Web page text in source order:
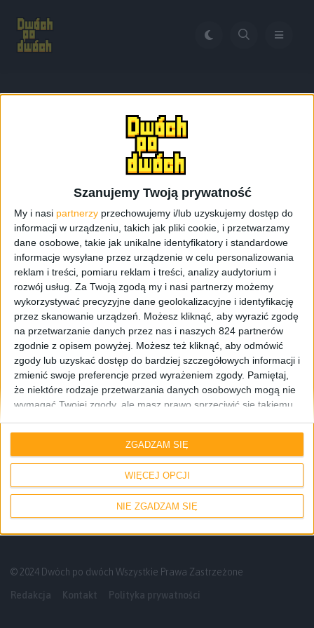
Szanujemy Twoją prywatność
My i nasi partnerzy przechowujemy i/lub uzyskujemy dostęp do
informacji w urządzeniu, takich jak pliki cookie, i przetwarzamy
dane osobowe, takie jak unikalne identyfikatory i standardowe
informacje wysyłane przez urządzenie w celu personalizowania
reklam i treści, pomiaru reklam i treści, analizy audytorium i
rozwój usług. Za Twoją zgodą my i nasi partnerzy możemy
wykorzystywać precyzyjne dane geolokalizacyjne i identyfikację
przez skanowanie urządzeń. Możesz kliknąć, aby wyrazić zgodę
na przetwarzanie danych przez nas i naszych 824 partnerów
zgodnie z opisem powyżej. Możesz też kliknąć, aby odmówić
zgody lub uzyskać dostęp do bardziej szczegółowych informacji i
zmienić swoje preferencje przed wyrażeniem zgody. Pamiętaj,
że niektóre rodzaje przetwarzania danych osobowych mogą nie
wymagać Twojej zgody, ale masz prawo sprzeciwić się takiemu
do tej witryny. Możesz w dowolnym momencie zmienić swoje
preferencje lub wycofać zgodę, wracając na tę stronę i klikając
przycisk "Prywatność" na dole strony.
WIĘCEJ OPCJI
NIE ZGADZAM SIĘ
ZGADZAM SIĘ
Jak wgrać soft Odinem
Jak wgrać soft Odinem
Galaktyczny Poradnik #1: Wgrywanie
oprogramowania (ROMu) za pomocą
© 2024 Dwóch po dwóch Wszystkie Prawa Zastrzeżone
Redakcja Kontakt Polityka prywatności